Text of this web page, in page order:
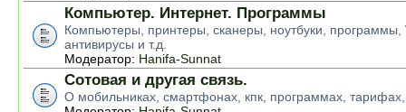
Компьютер. Интернет. Программы
Компьютеры, принтеры, сканеры, ноутбуки, программы,
антивирусы и т.д.
Модератор: Hanifa-Sunnat
Сотовая и другая связь.
О мобильниках, смартфонах, кпк, программах, тарифах,